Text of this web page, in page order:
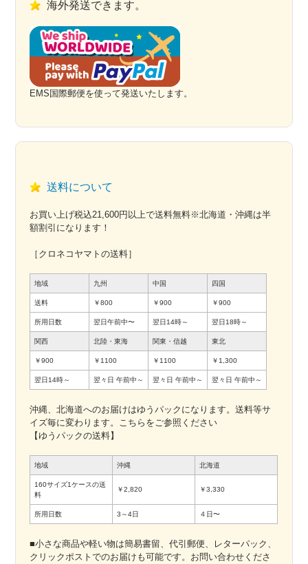
海外発送できます。
EMS国際郵便を使って発送いたします。
送料について
お買い上げ税込21,600円以上で送料無料※北海道・沖縄は半
額割引になります！
［クロネコヤマトの送料］
地域 九州 中国 四国
送料 ￥800 ￥900 ￥900
所用日数 翌日午前中〜 翌日14時～ 翌日18時～
関西 北陸・東海 関東・信越 東北
￥900 ￥1100 ￥1100 ￥1,300
翌日14時～ 翌々日 午前中～ 翌々日 午前中～ 翌々日 午前中～
沖縄、北海道へのお届けはゆうパックになります。送料等サ
イズ毎に変わります。こちらをご参照ください
【ゆうパックの送料】
地域 沖縄 北海道
160サイズ1ケースの送
料
￥2,820 ￥3,330
所用日数 3～4日 ４日〜
■小さな商品や軽い物は簡易書留、代引郵便、レターパック、
クリックポストでのお届けも可能です。お問い合わせくださ